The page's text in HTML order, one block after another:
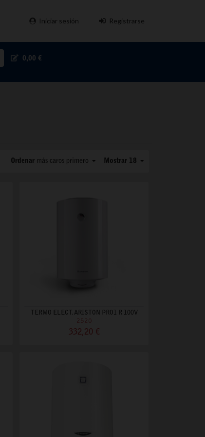
Iniciar sesión Registrarse
0,00 €
Mostrar 18
Ordenar más caros primero
TERMO ELECT. ARISTON PRO1 R 100V
2520
332,20 €